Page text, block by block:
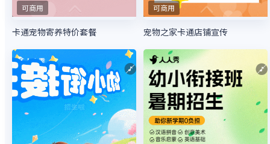
可商用
卡通宠物寄养特价套餐
可商用
宠物之家卡通店铺宣传